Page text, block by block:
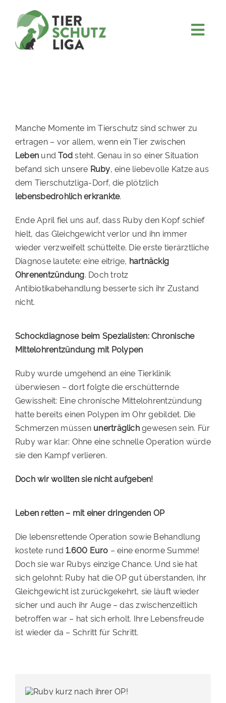
content
FÖRDERN & VERERBEN
KOOPERATIONEN
4KIDS
TIERHEIMTIERE
TIERHEIME
PATENSCHAFTEN
HELFER WERDEN
Manche Momente im Tierschutz sind schwer zu
ertragen – vor allem, wenn ein Tier zwischen
Leben undTodsteht. Genau in so einer Situation
befand sich unsere Ruby, eine liebevolle Katze aus
dem Tierschutzliga-Dorf, die plötzlich
lebensbedrohlich erkrankte.
Ende April fiel uns auf, dass Ruby den Kopf schief
hielt, das Gleichgewicht verlor und ihn immer
wieder verzweifelt schüttelte. Die erste tierärztliche
Diagnose lautete: eine eitrige, hartnäckig
Ohrenentzündung. Doch trotz
Antibiotikabehandlung besserte sich ihr Zustand
nicht.
Schockdiagnose beim Spezialisten: Chronische
Mittelohrentzündung mit Polypen
Ruby wurde umgehend an eine Tierklinik
überwiesen – dort folgte die erschütternde
Gewissheit: Eine chronische Mittelohrentzündung
hatte bereits einen Polypen im Ohr gebildet. Die
Schmerzen müssen unerträglichgewesen sein. Für
Ruby war klar: Ohne eine schnelle Operation würde
sie den Kampf verlieren.
Doch wir wollten sie nicht aufgeben!
Leben retten – mit einer dringenden OP
Die lebensrettende Operation sowie Behandlung
kostete rund1.600 Euro – eine enorme Summe!
Doch sie war Rubys einzige Chance. Und sie hat
sich gelohnt: Ruby hat die OP gut überstanden, ihr
Gleichgewicht ist zurückgekehrt, sie läuft wieder
sicher und auch ihr Auge – das zwischenzeitlich
betroffen war – hat sich erholt. Ihre Lebensfreude
ist wieder da – Schritt für Schritt.